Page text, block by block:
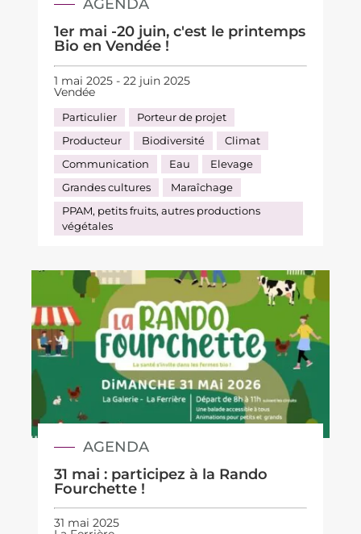
AGENDA
1er mai -20 juin, c'est le printemps
Bio en Vendée !
1 mai 2025 - 22 juin 2025
Vendée
Particulier
Porteur de projet
Producteur
Biodiversité
Climat
Communication
Eau
Elevage
Grandes cultures
Maraîchage
PPAM, petits fruits, autres productions
végétales
AGENDA
31 mai : participez à la Rando
Fourchette !
31 mai 2025